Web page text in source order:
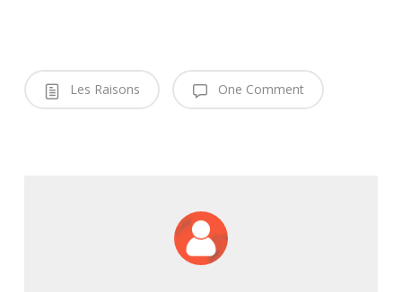
Les Raisons One Comment